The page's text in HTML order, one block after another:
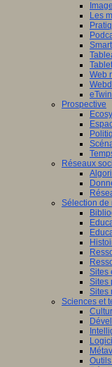
Les
Web
Prospective
Réseaux
Sélection de
Sites
Sites
Sites
Sciences et